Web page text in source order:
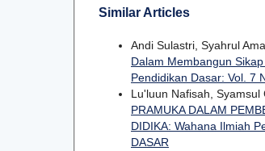
Similar Articles
Andi Sulastri, Syahrul
Dalam Membangun
Pendidikan Dasar: Vol. 7
Lu'luun Nafisah, Syamsul
PRAMUKA DALAM
DIDIKA: Wahana Ilmiah
DASAR